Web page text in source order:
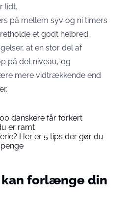
lidt.
på mellem syv og ni timers
et godt helbred.
at en stor del af
på det niveau, og
mere vidtrækkende end
danskere får forkert
er ramt
Her er 5 tips der gør du
kan forlænge din